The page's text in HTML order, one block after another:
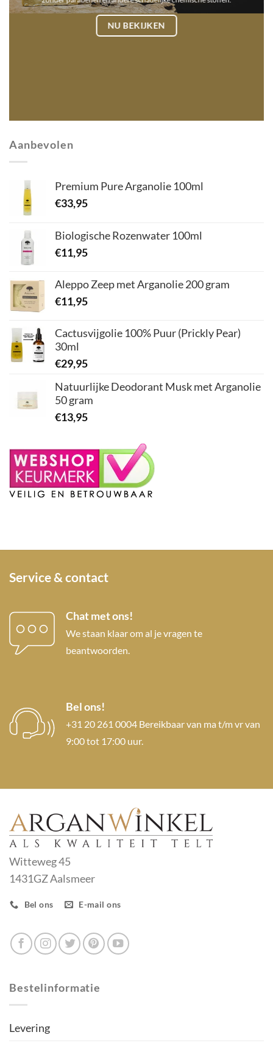
NU BEKIJKEN
Aanbevolen
Premium Pure Arganolie 100ml
€33,95
Biologische Rozenwater 100ml
€11,95
Aleppo Zeep met Arganolie 200 gram
€11,95
Cactusvijgolie 100% Puur (Prickly Pear)
30ml
€29,95
Natuurlijke Deodorant Musk met Arganolie
50 gram
€13,95
Service & contact
Chat met ons!
We staan klaar om al je vragen te
beantwoorden.
Bel ons!
+31 20 261 0004 Bereikbaar van ma t/m vr van
9:00 tot 17:00 uur.
Witteweg 45
1431GZ Aalsmeer
Bel ons E-mail ons
Bestelinformatie
Levering